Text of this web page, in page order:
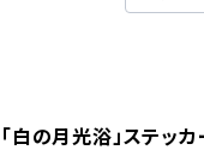
「白の月光浴」ステッカ